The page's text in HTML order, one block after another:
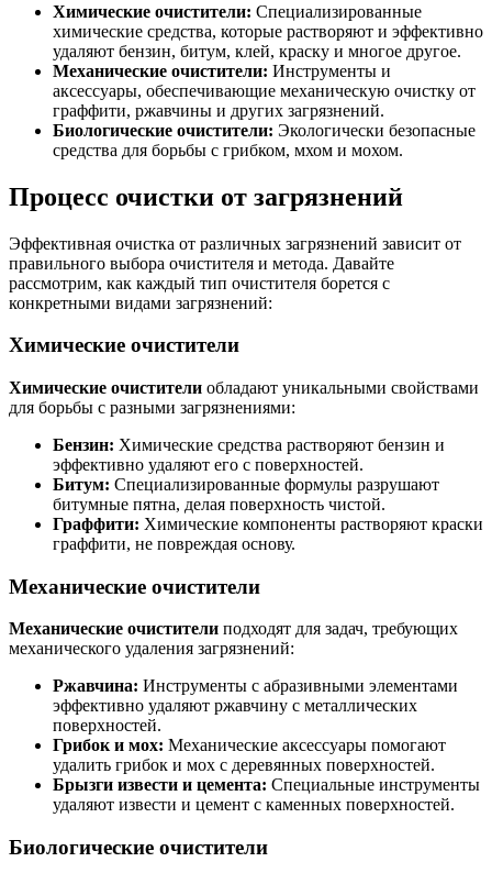
Химические очистители: Специализированные
химические средства, которые растворяют и эффективно
удаляют бензин, битум, клей, краску и многое другое.
Механические очистители: Инструменты и
аксессуары, обеспечивающие механическую очистку от
граффити, ржавчины и других загрязнений.
Биологические очистители: Экологически безопасные
средства для борьбы с грибком, мхом и мохом.
Процесс очистки от загрязнений
Эффективная очистка от различных загрязнений зависит от
правильного выбора очистителя и метода. Давайте
рассмотрим, как каждый тип очистителя борется с
конкретными видами загрязнений:
Химические очистители
Химические очистители обладают уникальными свойствами
для борьбы с разными загрязнениями:
Бензин: Химические средства растворяют бензин и
эффективно удаляют его с поверхностей.
Битум: Специализированные формулы разрушают
битумные пятна, делая поверхность чистой.
Граффити: Химические компоненты растворяют краски
граффити, не повреждая основу.
Механические очистители
Механические очистители подходят для задач, требующих
механического удаления загрязнений:
Ржавчина: Инструменты с абразивными элементами
эффективно удаляют ржавчину с металлических
поверхностей.
Грибок и мох: Механические аксессуары помогают
удалить грибок и мох с деревянных поверхностей.
Брызги извести и цемента: Специальные инструменты
удаляют извести и цемент с каменных поверхностей.
Биологические очистители